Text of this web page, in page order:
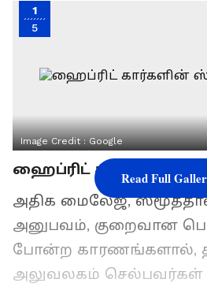
1
5
Image Credit :Google
ஹைப்ரிட் கார்களின்
அதிக மைலேஜ்,
அனுபவம், குறைவான
போன்ற காரணங்களால்,
அலுவலகம் செல்பவர்கள்
Read Full